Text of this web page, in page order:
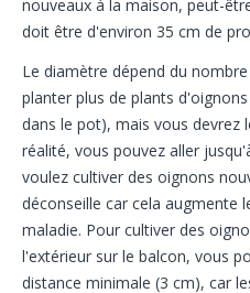
nouveaux à la maison, peut-
doit être d'environ 35 cm de
Le diamètre dépend du
planter plus de plants
dans le pot), mais vous devrez
réalité, vous pouvez aller
voulez cultiver des oignons
déconseille car cela augmente
maladie. Pour cultiver des
l'extérieur sur le balcon, vous
distance minimale (3 cm), car